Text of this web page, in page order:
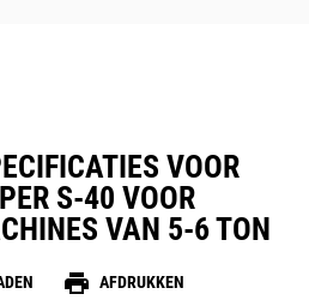
VOOR
S-40 VOOR
VAN 5-6 TON
print AFDRUKKEN